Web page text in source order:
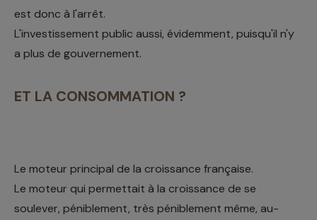
est donc à l'arrêt.
L'investissement public aussi, évidemment, puisqu'il n'y
a plus de gouvernement.
ET LA CONSOMMATION ?
Le moteur principal de la croissance française.
Le moteur qui permettait à la croissance de se
soulever, péniblement, très péniblement même, au-